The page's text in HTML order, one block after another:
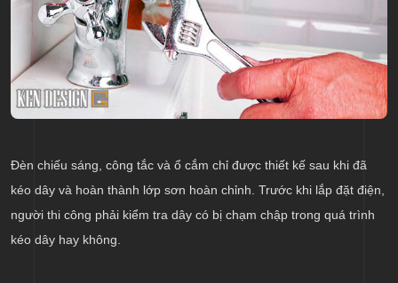
Đèn chiếu sáng, công tắc và ổ cắm chỉ được thiết kế sau khi đã
kéo dây và hoàn thành lớp sơn hoàn chỉnh. Trước khi lắp đặt điện,
người thi công phải kiểm tra dây có bị chạm chập trong quá trình
kéo dây hay không.